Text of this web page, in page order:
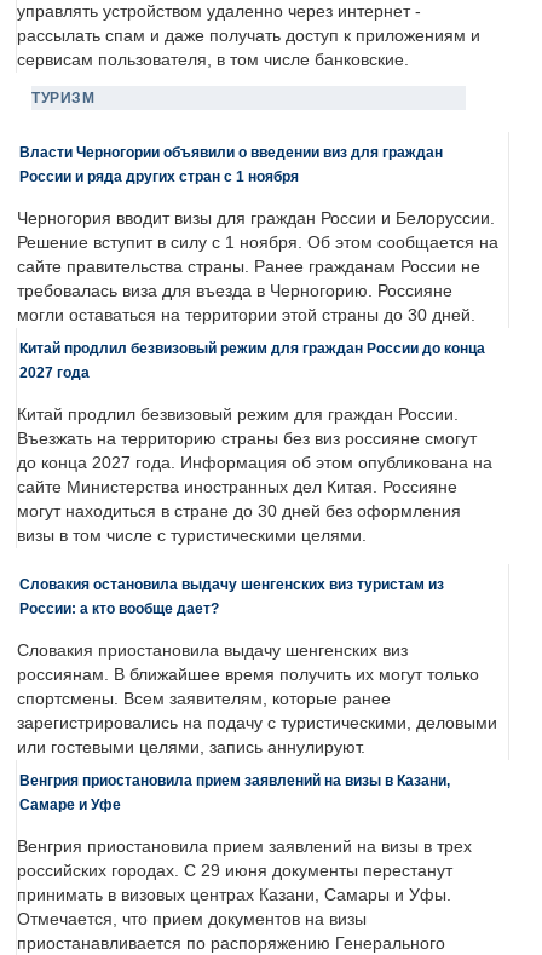
управлять устройством удаленно через интернет -
рассылать спам и даже получать доступ к приложениям и
сервисам пользователя, в том числе банковские.
ТУРИЗМ
Власти Черногории объявили о введении виз для граждан
России и ряда других стран с 1 ноября
Черногория вводит визы для граждан России и Белоруссии.
Решение вступит в силу с 1 ноября. Об этом сообщается на
сайте правительства страны. Ранее гражданам России не
требовалась виза для въезда в Черногорию. Россияне
могли оставаться на территории этой страны до 30 дней.
Китай продлил безвизовый режим для граждан России до конца
2027 года
Китай продлил безвизовый режим для граждан России.
Въезжать на территорию страны без виз россияне смогут
до конца 2027 года. Информация об этом опубликована на
сайте Министерства иностранных дел Китая. Россияне
могут находиться в стране до 30 дней без оформления
визы в том числе с туристическими целями.
Словакия остановила выдачу шенгенских виз туристам из
России: а кто вообще дает?
Словакия приостановила выдачу шенгенских виз
россиянам. В ближайшее время получить их могут только
спортсмены. Всем заявителям, которые ранее
зарегистрировались на подачу с туристическими, деловыми
или гостевыми целями, запись аннулируют.
Венгрия приостановила прием заявлений на визы в Казани,
Самаре и Уфе
Венгрия приостановила прием заявлений на визы в трех
российских городах. С 29 июня документы перестанут
принимать в визовых центрах Казани, Самары и Уфы.
Отмечается, что прием документов на визы
приостанавливается по распоряжению Генерального